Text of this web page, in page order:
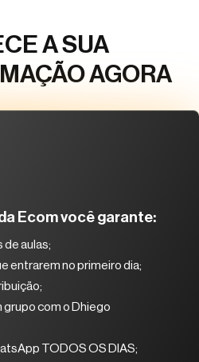
A SUA
AGORA
Ecom você garante:
de aulas;
entrarem no primeiro dia;
com o Dhiego
TODOS OS DIAS;